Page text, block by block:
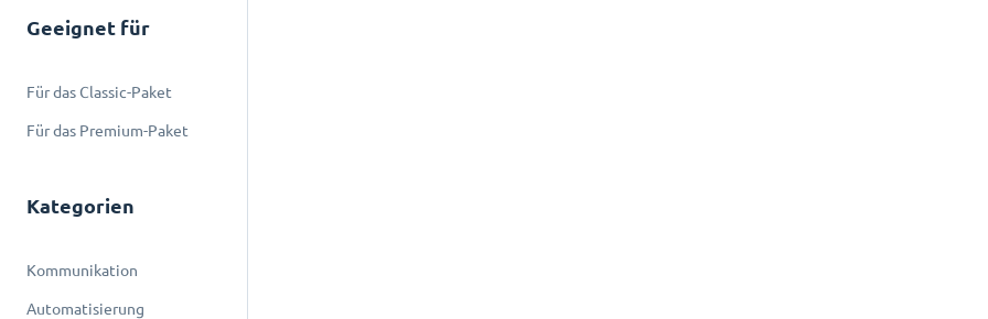
Geeignet für
Für das Classic-Paket
Für das Premium-Paket
Kategorien
Kommunikation
Automatisierung